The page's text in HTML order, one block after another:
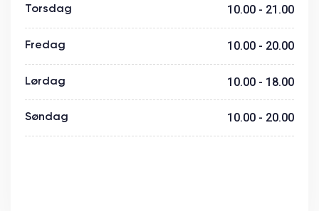
Torsdag 10.00 - 21.00
Fredag 10.00 - 20.00
Lørdag 10.00 - 18.00
Søndag 10.00 - 20.00